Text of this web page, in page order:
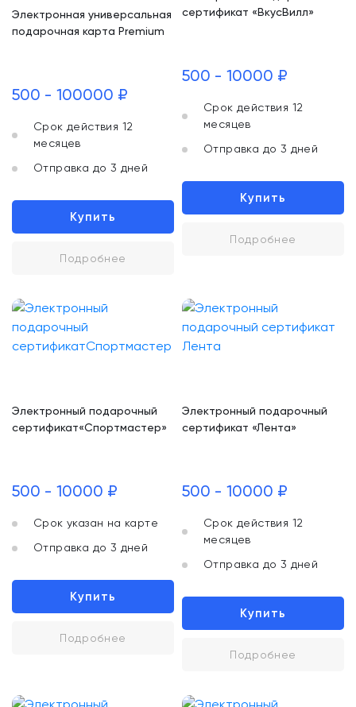
Электронная универсальная
подарочная карта Premium
500 - 100000 ₽
Срок действия 12
месяцев
Отправка до 3 дней
Купить
Подробнее
сертификат «ВкусВилл»
500 - 10000 ₽
Срок действия 12
месяцев
Отправка до 3 дней
Купить
Подробнее
Электронный подарочный
сертификат«Спортмастер»
500 - 10000 ₽
Срок указан на карте
Отправка до 3 дней
Купить
Подробнее
Электронный подарочный
сертификат «Лента»
500 - 10000 ₽
Срок действия 12
месяцев
Отправка до 3 дней
Купить
Подробнее